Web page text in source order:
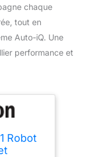
chaque
tout en
Auto-iQ. Une
performance et
Robot